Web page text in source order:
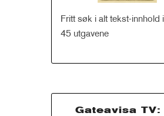
Fritt søk i alt tekst-innhold
45 utgavene
Gateavisa TV: